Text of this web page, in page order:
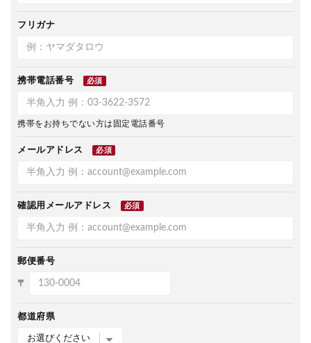
フリガナ
携帯電話番号 必須
携帯をお持ちでない方は固定電話番号
メールアドレス 必須
確認用メールアドレス 必須
郵便番号
〒
都道府県